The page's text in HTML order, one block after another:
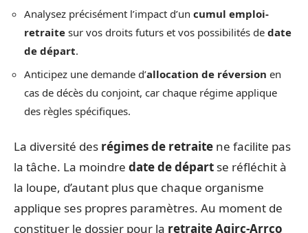
Analysez précisément l’impact d’un cumul emploi-
retraite sur vos droits futurs et vos possibilités de date
de départ.
Anticipez une demande d’allocation de réversion en
cas de décès du conjoint, car chaque régime applique
des règles spécifiques.
La diversité des régimes de retraite ne facilite pas
la tâche. La moindre date de départ se réfléchit à
la loupe, d’autant plus que chaque organisme
applique ses propres paramètres. Au moment de
constituer le dossier pour la retraite Agirc-Arrco